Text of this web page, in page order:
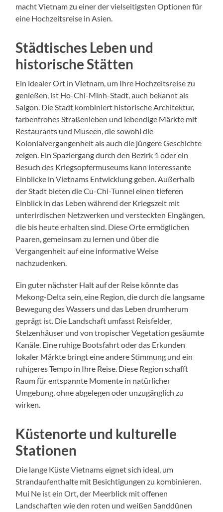
macht Vietnam zu einer der vielseitigsten Optionen für
eine Hochzeitsreise in Asien.
Städtisches Leben und
historische Stätten
Ein idealer Ort in Vietnam, um Ihre Hochzeitsreise zu
genießen, ist Ho-Chi-Minh-Stadt, auch bekannt als
Saigon. Die Stadt kombiniert historische Architektur,
farbenfrohes Straßenleben und lebendige Märkte mit
Restaurants und Museen, die sowohl die
Kolonialvergangenheit als auch die jüngere Geschichte
zeigen. Ein Spaziergang durch den Bezirk 1 oder ein
Besuch des Kriegsopfermuseums kann interessante
Einblicke in Vietnams Entwicklung geben. Außerhalb
der Stadt bieten die Cu-Chi-Tunnel einen tieferen
Einblick in das Leben während der Kriegszeit mit
unterirdischen Netzwerken und versteckten Eingängen,
die bis heute erhalten sind. Diese Orte ermöglichen
Paaren, gemeinsam zu lernen und über die
Vergangenheit auf eine informative Weise
nachzudenken.
Ein guter nächster Halt auf der Reise könnte das
Mekong-Delta sein, eine Region, die durch die langsame
Bewegung des Wassers und das Leben drumherum
geprägt ist. Die Landschaft umfasst Reisfelder,
Stelzenhäuser und von tropischer Vegetation gesäumte
Kanäle. Eine ruhige Bootsfahrt oder das Erkunden
lokaler Märkte bringt eine andere Stimmung und ein
ruhigeres Tempo in Ihre Reise. Diese Region schafft
Raum für entspannte Momente in natürlicher
Umgebung, ohne abgelegen oder unzugänglich zu
wirken.
Küstenorte und kulturelle
Stationen
Die lange Küste Vietnams eignet sich ideal, um
Strandaufenthalte mit Besichtigungen zu kombinieren.
Mui Ne ist ein Ort, der Meerblick mit offenen
Landschaften wie den roten und weißen Sanddünen